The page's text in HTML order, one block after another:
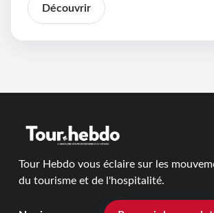
Découvrir
Tour Hebdo vous éclaire sur les
du tourisme et de l'hospitalité.